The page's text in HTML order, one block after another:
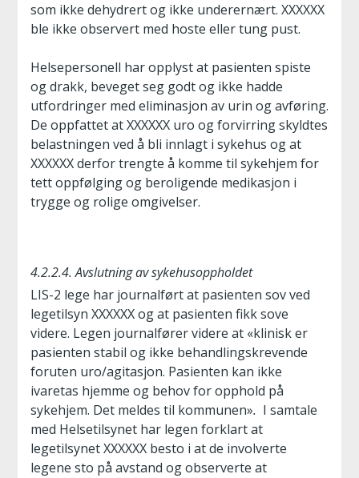
som ikke dehydrert og ikke underernært. XXXXXX
ble ikke observert med hoste eller tung pust.
Helsepersonell har opplyst at pasienten spiste
og drakk, beveget seg godt og ikke hadde
utfordringer med eliminasjon av urin og avføring.
De oppfattet at XXXXXX uro og forvirring skyldtes
belastningen ved å bli innlagt i sykehus og at
XXXXXX derfor trengte å komme til sykehjem for
tett oppfølging og beroligende medikasjon i
trygge og rolige omgivelser.
4.2.2.4. Avslutning av sykehusoppholdet
LIS-2 lege har journalført at pasienten sov ved
legetilsyn XXXXXX og at pasienten fikk sove
videre. Legen journalfører videre at «klinisk er
pasienten stabil og ikke behandlingskrevende
foruten uro/agitasjon. Pasienten kan ikke
ivaretas hjemme og behov for opphold på
sykehjem. Det meldes til kommunen». I samtale
med Helsetilsynet har legen forklart at
legetilsynet XXXXXX besto i at de involverte
legene sto på avstand og observerte at